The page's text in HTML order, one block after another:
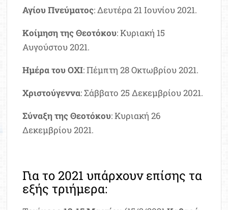
Αγίου Πνεύματος: Δευτέρα 21 Ιουνίου 2021.
Κοίμηση της Θεοτόκου: Κυριακή 15
Αυγούστου 2021.
Ημέρα του ΟΧΙ: Πέμπτη 28 Οκτωβρίου 2021.
Χριστούγεννα: Σάββατο 25 Δεκεμβρίου 2021.
Σύναξη της Θεοτόκου: Κυριακή 26
Δεκεμβρίου 2021.
Για το 2021 υπάρχουν επίσης τα
εξής τριήμερα: